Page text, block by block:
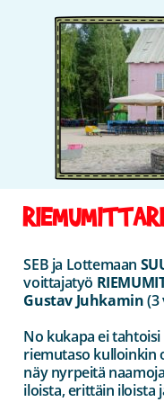
RIEMUMITTARI
SEB ja Lottemaan
voittajatyö
Gustav Juhkamin(3
No kukapa ei
riemutaso kulloinkin
näy nyrpeitä
iloista, erittäin iloista